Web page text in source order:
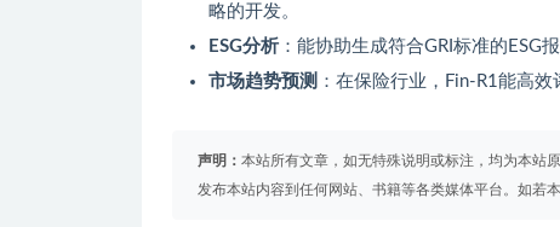
略的开发。
ESG分析 ：能协助生成符合GRI标准的ESG
市场趋势预测 ：在保险行业，Fin-R1能高
声明： 本站所有文章，如无特殊说明或标注，均为本站
发布本站内容到任何网站、书籍等各类媒体平台。如若